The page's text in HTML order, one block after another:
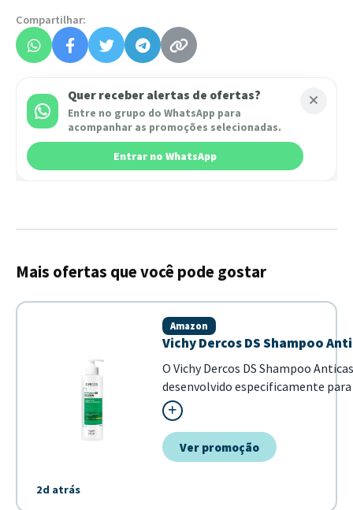
Compartilhar:
Quer receber alertas de ofertas?
Entre no grupo do WhatsApp para
acompanhar as promoções selecionadas.
Entrar no WhatsApp
Mais ofertas que você pode gostar
2d atrás
Vichy Dercos DS Shampoo
Amazon
O Vichy Dercos DS Shampoo
desenvolvido especificamente
fórmula com Selênio DS e ácido
os cabelo...
Ver promoção